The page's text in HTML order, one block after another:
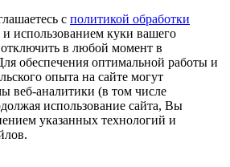
с политикой обработки
и использованием куки вашего
в любой момент в
обеспечения оптимальной работы и
опыта на сайте могут
веб-аналитики (в том числе
использование сайта, Вы
указанных технологий и